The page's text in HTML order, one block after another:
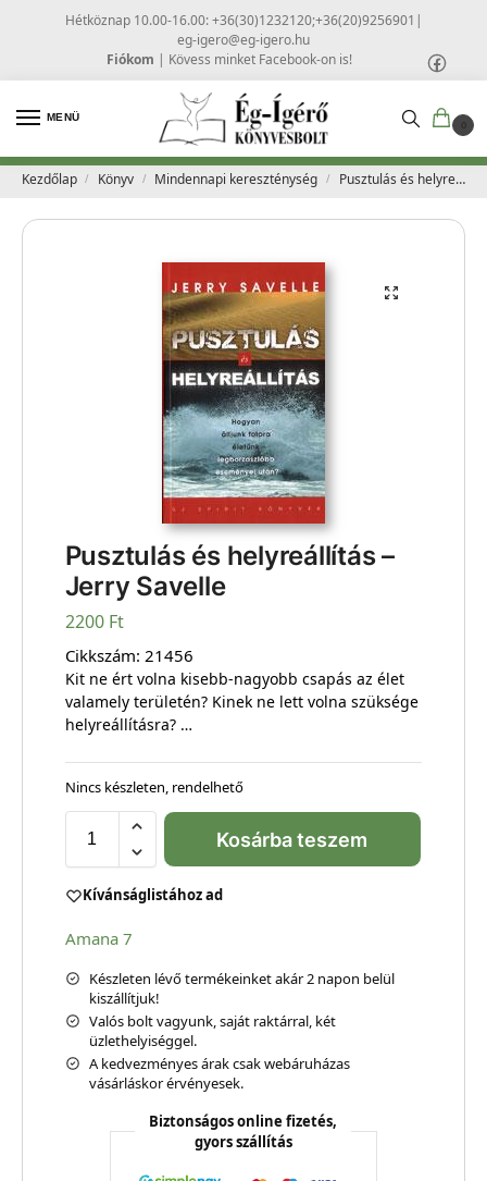
Hétköznap 10.00-16.00: +36(30)1232120;+36(20)9256901 |
eg-igero@eg-igero.hu
Fiókom | Kövess minket Facebook-on is!
MENÜ
0
Kezdőlap / Könyv / Mindennapi kereszténység / Pusztulás és helyreállítás – Jerry Savelle
Pusztulás és helyreállítás –
Jerry Savelle
2200 Ft
Cikkszám: 21456
Kit ne ért volna kisebb-nagyobb csapás az élet
valamely területén? Kinek ne lett volna szüksége
helyreállításra? …
Nincs készleten, rendelhető
Kosárba teszem
Kívánságlistához ad
Amana 7
Készleten lévő termékeinket akár 2 napon belül
kiszállítjuk!
Valós bolt vagyunk, saját raktárral, két
üzlethelyiséggel.
A kedvezményes árak csak webáruházas
vásárláskor érvényesek.
Biztonságos online fizetés,
gyors szállítás